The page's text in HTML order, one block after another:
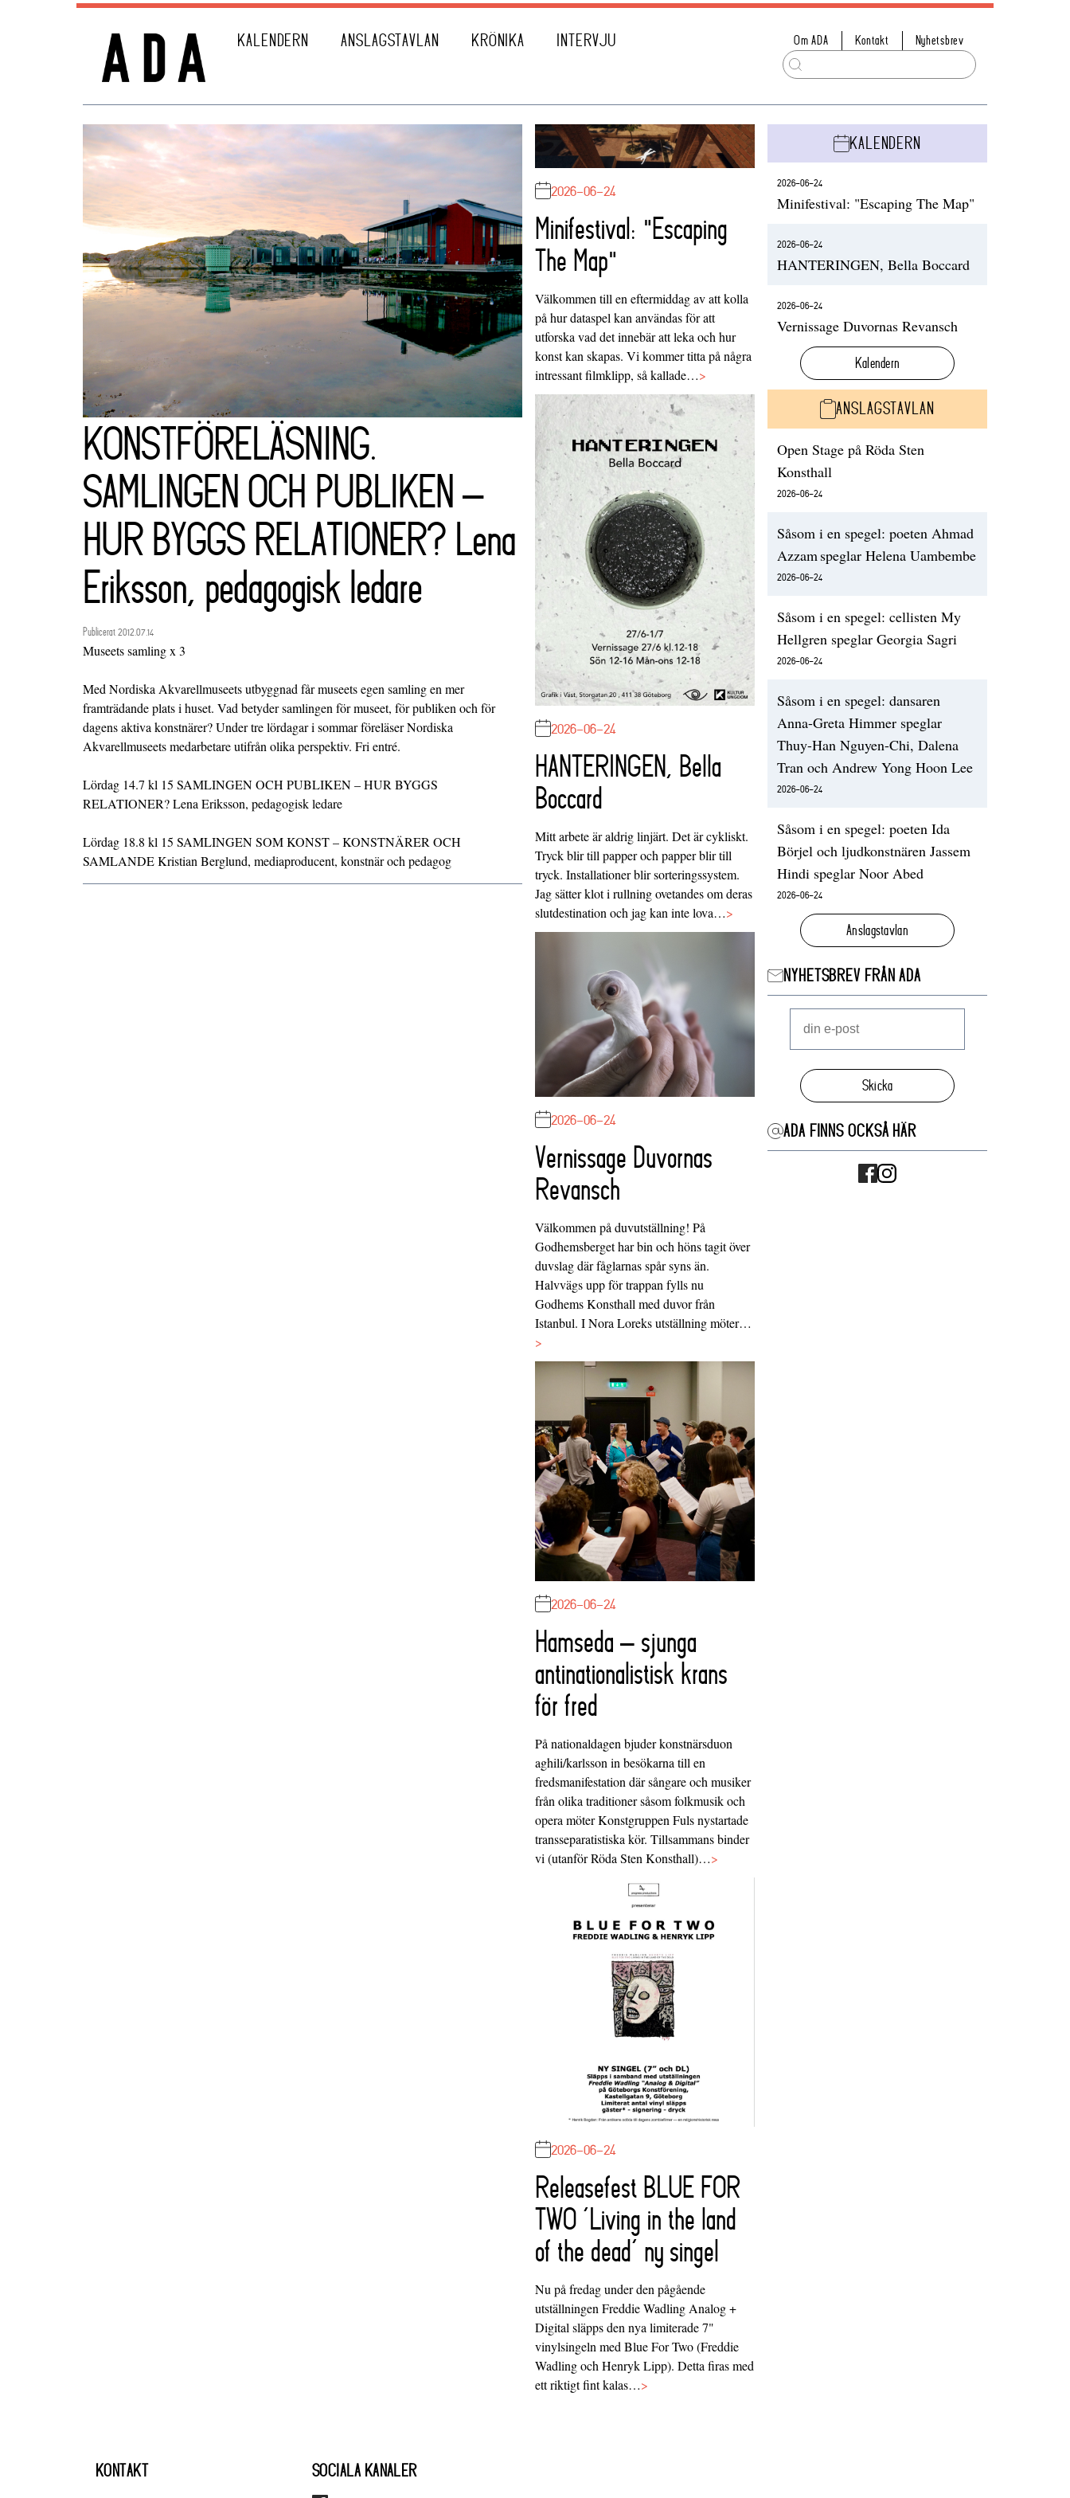
KALENDERN ANSLAGSTAVLAN KRÖNIKA INTERVJU Om ADA Kontakt Nyhetsbrev
KONSTFÖRELÄSNING.
SAMLINGEN OCH PUBLIKEN –
HUR BYGGS RELATIONER? Lena
Eriksson, pedagogisk ledare
Publicerat 2012.07.14
Museets samling x 3
Med Nordiska Akvarellmuseets utbyggnad får museets egen samling en mer
framträdande plats i huset. Vad betyder samlingen för museet, för publiken och för
dagens aktiva konstnärer? Under tre lördagar i sommar föreläser Nordiska
Akvarellmuseets medarbetare utifrån olika perspektiv. Fri entré.
Lördag 14.7 kl 15 SAMLINGEN OCH PUBLIKEN – HUR BYGGS
RELATIONER? Lena Eriksson, pedagogisk ledare
Lördag 18.8 kl 15 SAMLINGEN SOM KONST – KONSTNÄRER OCH
SAMLANDE Kristian Berglund, mediaproducent, konstnär och pedagog
2026-06-24
Minifestival: "Escaping
The Map"
Välkommen till en eftermiddag av att kolla
på hur dataspel kan användas för att
utforska vad det innebär att leka och hur
konst kan skapas. Vi kommer titta på några
intressant filmklipp, så kallade…>
2026-06-24
HANTERINGEN, Bella
Boccard
Mitt arbete är aldrig linjärt. Det är cykliskt.
Tryck blir till papper och papper blir till
tryck. Installationer blir sorteringssystem.
Jag sätter klot i rullning ovetandes om deras
slutdestination och jag kan inte lova…>
2026-06-24
Vernissage Duvornas
Revansch
Välkommen på duvutställning! På
Godhemsberget har bin och höns tagit över
duvslag där fåglarnas spår syns än.
Halvvägs upp för trappan fylls nu
Godhems Konsthall med duvor från
Istanbul. I Nora Loreks utställning möter…
>
2026-06-24
Hamseda – sjunga
antinationalistisk krans
för fred
På nationaldagen bjuder konstnärsduon
aghili/karlsson in besökarna till en
fredsmanifestation där sångare och musiker
från olika traditioner såsom folkmusik och
opera möter Konstgruppen Fuls nystartade
transseparatistiska kör. Tillsammans binder
vi (utanför Röda Sten Konsthall)…>
2026-06-24
Releasefest BLUE FOR
TWO ‘Living in the land
of the dead’ ny singel
Nu på fredag under den pågående
utställningen Freddie Wadling Analog +
Digital släpps den nya limiterade 7"
vinylsingeln med Blue For Two (Freddie
Wadling och Henryk Lipp). Detta firas med
ett riktigt fint kalas…>
KALENDERN
2026-06-24
Minifestival: "Escaping The Map"
2026-06-24
HANTERINGEN, Bella Boccard
2026-06-24
Vernissage Duvornas Revansch
Kalendern
ANSLAGSTAVLAN
Open Stage på Röda Sten
Konsthall
2026-06-24
Såsom i en spegel: poeten Ahmad
Azzam speglar Helena Uambembe
2026-06-24
Såsom i en spegel: cellisten My
Hellgren speglar Georgia Sagri
2026-06-24
Såsom i en spegel: dansaren
Anna-Greta Himmer speglar
Thuy-Han Nguyen-Chi, Dalena
Tran och Andrew Yong Hoon Lee
2026-06-24
Såsom i en spegel: poeten Ida
Börjel och ljudkonstnären Jassem
Hindi speglar Noor Abed
2026-06-24
Anslagstavlan
NYHETSBREV FRÅN ADA
Skicka
ADA FINNS OCKSÅ HÄR
KONTAKT SOCIALA KANALER